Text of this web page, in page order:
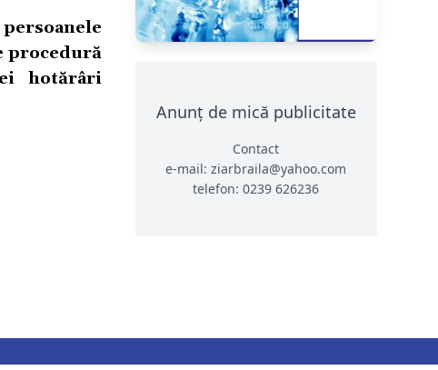
procedură
hotărâri
Anunț de mică publicitate
Contact
e-mail: ziarbraila@yahoo.com
telefon: 0239 626236